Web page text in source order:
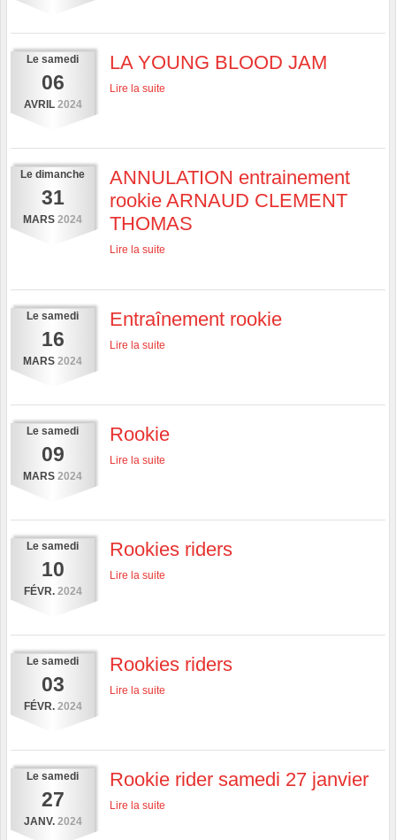
Le samedi
06
AVRIL 2024
LA YOUNG BLOOD JAM
Lire la suite
Le dimanche
31
MARS 2024
ANNULATION entrainement
rookie ARNAUD CLEMENT
THOMAS
Lire la suite
Le samedi
16
MARS 2024
Entraînement rookie
Lire la suite
Le samedi
09
MARS 2024
Rookie
Lire la suite
Le samedi
10
FÉVR. 2024
Rookies riders
Lire la suite
Le samedi
03
FÉVR. 2024
Rookies riders
Lire la suite
Le samedi
27
JANV. 2024
Rookie rider samedi 27 janvier
Lire la suite